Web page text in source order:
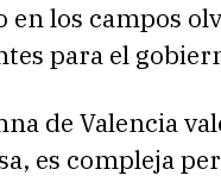
en los campos
para el
de Valencia
es compleja